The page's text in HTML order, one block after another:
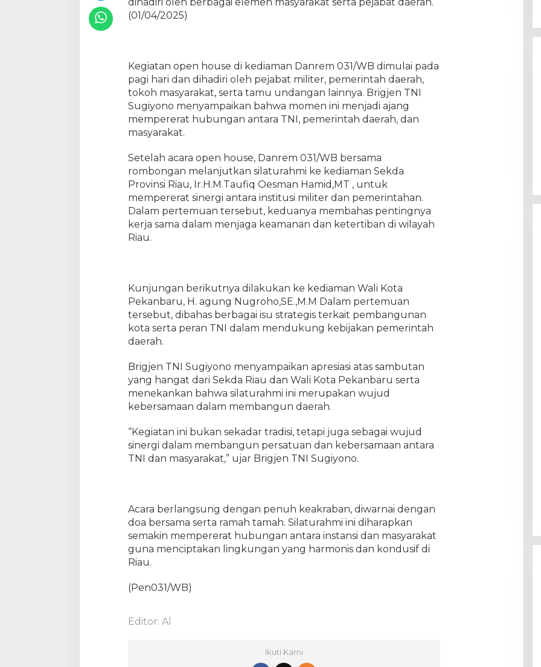
n
s
e
a
n
S
i
a
t
u
r
a
e
d
i
a
n
S
d
R
i
a
r
t
a
W
k
(01/04/2025)
Kegiatan open house di kediaman Danrem 031/WB dimulai pada
pagi hari dan dihadiri oleh pejabat militer, pemerintah daerah,
tokoh masyarakat, serta tamu undangan lainnya. Brigjen TNI
Sugiyono menyampaikan bahwa momen ini menjadi ajang
mempererat hubungan antara TNI, pemerintah daerah, dan
masyarakat.
Setelah acara open house, Danrem 031/WB bersama
rombongan melanjutkan silaturahmi ke kediaman Sekda
Provinsi Riau, Ir.H.M.Taufiq Oesman Hamid,MT , untuk
mempererat sinergi antara institusi militer dan pemerintahan.
Dalam pertemuan tersebut, keduanya membahas pentingnya
kerja sama dalam menjaga keamanan dan ketertiban di wilayah
Riau.
Kunjungan berikutnya dilakukan ke kediaman Wali Kota
Pekanbaru, H. agung Nugroho,SE.,M.M Dalam pertemuan
tersebut, dibahas berbagai isu strategis terkait pembangunan
kota serta peran TNI dalam mendukung kebijakan pemerintah
daerah.
Brigjen TNI Sugiyono menyampaikan apresiasi atas sambutan
yang hangat dari Sekda Riau dan Wali Kota Pekanbaru serta
menekankan bahwa silaturahmi ini merupakan wujud
kebersamaan dalam membangun daerah.
“Kegiatan ini bukan sekadar tradisi, tetapi juga sebagai wujud
sinergi dalam membangun persatuan dan kebersamaan antara
TNI dan masyarakat,” ujar Brigjen TNI Sugiyono.
Acara berlangsung dengan penuh keakraban, diwarnai dengan
doa bersama serta ramah tamah. Silaturahmi ini diharapkan
semakin mempererat hubungan antara instansi dan masyarakat
guna menciptakan lingkungan yang harmonis dan kondusif di
Riau.
(Pen031/WB)
Editor: Al
Ikuti Kami